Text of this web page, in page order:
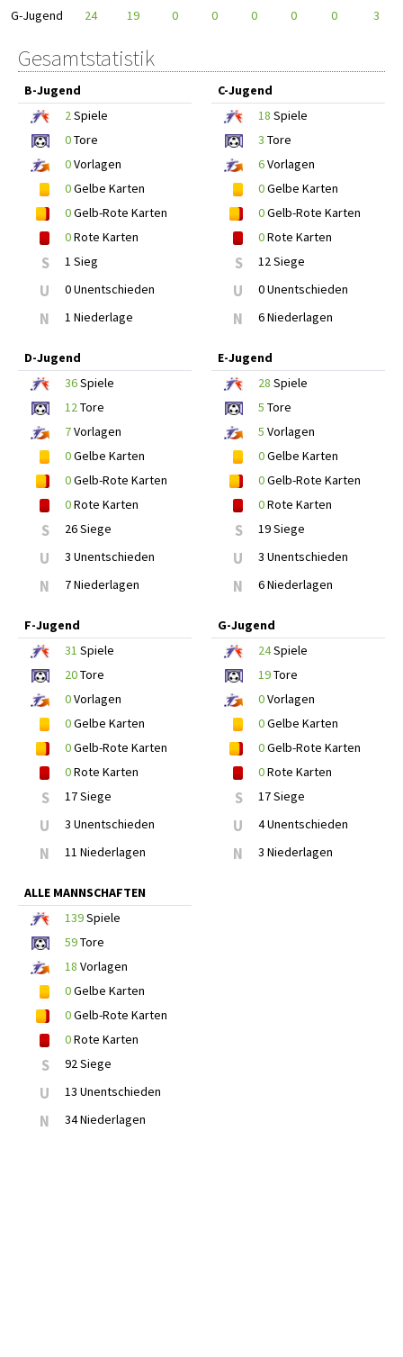
G-Jugend 24 19 0 0 0 0 0 3
Gesamtstatistik
B-Jugend
2Spiele
0Tore
0Vorlagen
0Gelbe Karten
0Gelb-Rote Karten
0Rote Karten
S 1 Sieg
U 0 Unentschieden
N 1 Niederlage
C-Jugend
18 Spiele
3 Tore
6Vorlagen
0Gelbe Karten
0Gelb-Rote Karten
0Rote Karten
S 12 Siege
U 0 Unentschieden
N 6 Niederlagen
D-Jugend
36Spiele
12Tore
7Vorlagen
0Gelbe Karten
0Gelb-Rote Karten
0Rote Karten
S 26 Siege
U 3 Unentschieden
N 7 Niederlagen
E-Jugend
28 Spiele
5 Tore
5 Vorlagen
0Gelbe Karten
0Gelb-Rote Karten
0Rote Karten
S 19 Siege
U 3 Unentschieden
N 6 Niederlagen
F-Jugend
31 Spiele
20Tore
0Vorlagen
0Gelbe Karten
0Gelb-Rote Karten
0Rote Karten
S 17 Siege
U 3 Unentschieden
N 11 Niederlagen
G-Jugend
24Spiele
19Tore
0Vorlagen
0Gelbe Karten
0Gelb-Rote Karten
0Rote Karten
S 17 Siege
U 4 Unentschieden
N 3 Niederlagen
ALLE MANNSCHAFTEN
139Spiele
59Tore
18 Vorlagen
0Gelbe Karten
0Gelb-Rote Karten
0Rote Karten
S 92 Siege
U 13 Unentschieden
N 34 Niederlagen